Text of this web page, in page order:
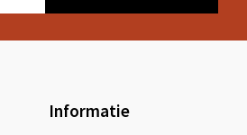
Informatie